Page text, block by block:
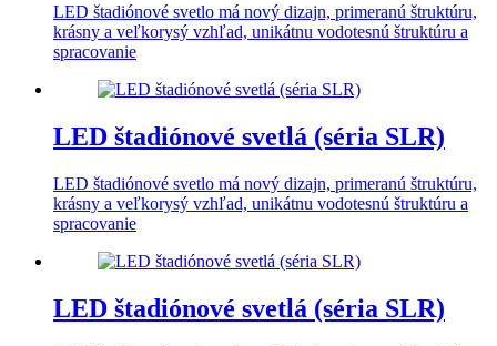
LED štadiónové svetlo má nový dizajn, primeranú štruktúru,
krásny a veľkorysý vzhľad, unikátnu vodotesnú štruktúru a
spracovanie
LED štadiónové svetlá (séria SLR)
LED štadiónové svetlo má nový dizajn, primeranú štruktúru,
krásny a veľkorysý vzhľad, unikátnu vodotesnú štruktúru a
spracovanie
LED štadiónové svetlá (séria SLR)